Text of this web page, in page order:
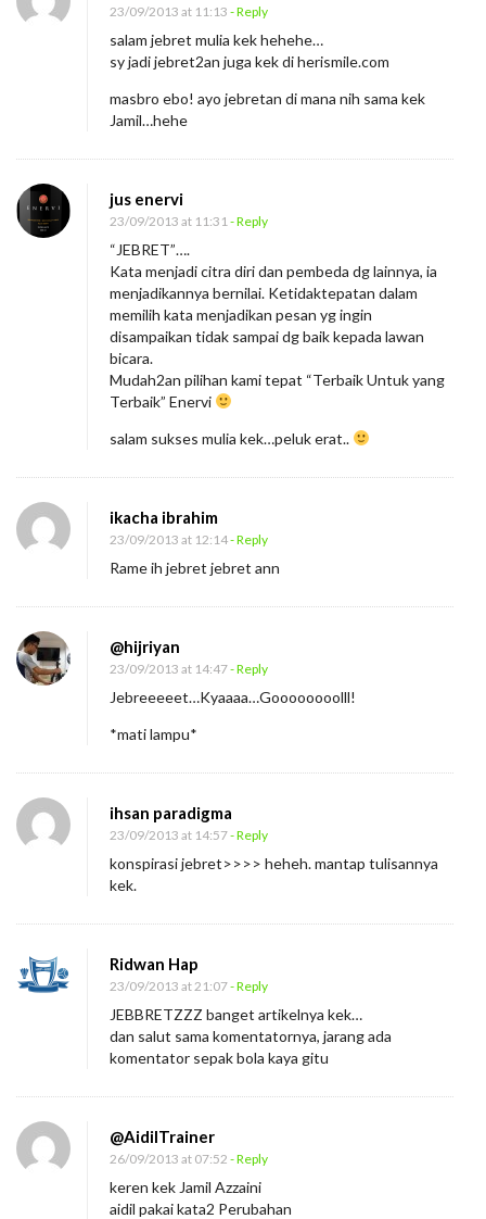
23/09/2013 at 11:13 - Reply
salam jebret mulia kek hehehe…
sy jadi jebret2an juga kek di herismile.com
masbro ebo! ayo jebretan di mana nih sama kek
Jamil…hehe
jus enervi
23/09/2013 at 11:31 - Reply
“JEBRET”….
Kata menjadi citra diri dan pembeda dg lainnya, ia
menjadikannya bernilai. Ketidaktepatan dalam
memilih kata menjadikan pesan yg ingin
disampaikan tidak sampai dg baik kepada lawan
bicara.
Mudah2an pilihan kami tepat “Terbaik Untuk yang
Terbaik” Enervi
salam sukses mulia kek…peluk erat..
ikacha ibrahim
23/09/2013 at 12:14- Reply
Rame ih jebret jebret ann
@hijriyan
23/09/2013 at 14:47- Reply
Jebreeeeet…Kyaaaa…Goooooooolll!
*mati lampu*
ihsan paradigma
23/09/2013 at 14:57- Reply
konspirasi jebret>>>> heheh. mantap tulisannya
kek.
Ridwan Hap
23/09/2013 at 21:07- Reply
JEBBRETZZZ banget artikelnya kek…
dan salut sama komentatornya, jarang ada
komentator sepak bola kaya gitu
@AidilTrainer
26/09/2013 at 07:52 - Reply
keren kek Jamil Azzaini
aidil pakai kata2 Perubahan